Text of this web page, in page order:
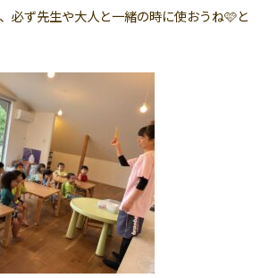
必ず先生や大人と一緒の時に使おうね🩷と